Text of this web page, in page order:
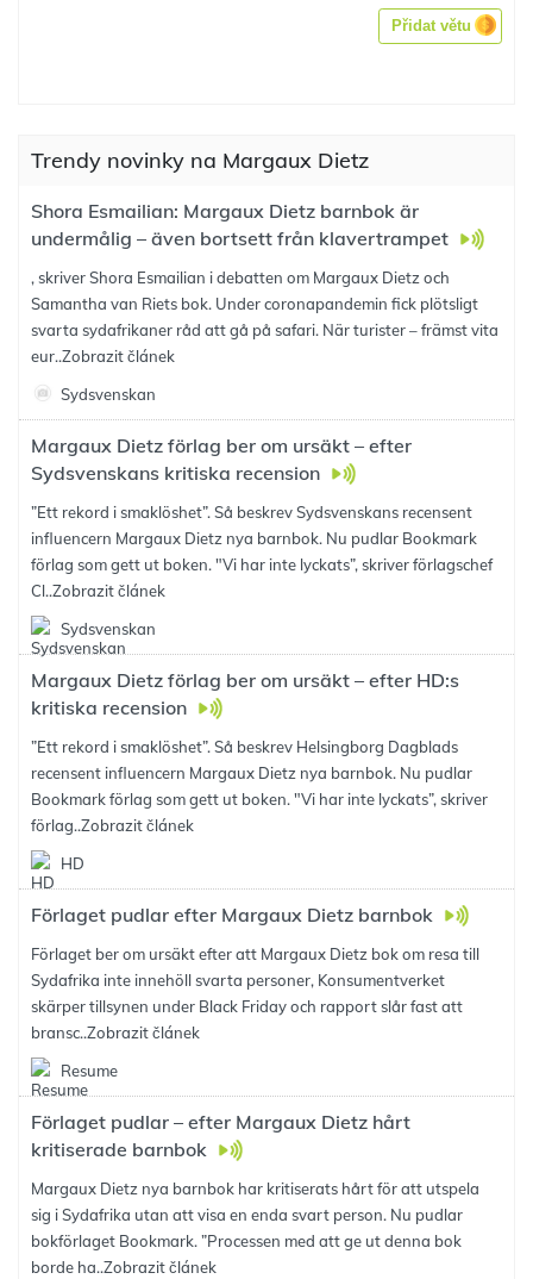
Přidat větu
Trendy novinky na Margaux Dietz
Shora Esmailian: Margaux Dietz barnbok är
undermålig – även bortsett från klavertrampet
, skriver Shora Esmailian i debatten om Margaux Dietz och
Samantha van Riets bok. Under coronapandemin fick plötsligt
svarta sydafrikaner råd att gå på safari. När turister – främst vita
eur..Zobrazit článek
Sydsvenskan
Margaux Dietz förlag ber om ursäkt – efter
Sydsvenskans kritiska recension
”Ett rekord i smaklöshet”. Så beskrev Sydsvenskans recensent
influencern Margaux Dietz nya barnbok. Nu pudlar Bookmark
förlag som gett ut boken. "Vi har inte lyckats”, skriver förlagschef
Cl..Zobrazit článek
Sydsvenskan
Margaux Dietz förlag ber om ursäkt – efter HD:s
kritiska recension
”Ett rekord i smaklöshet”. Så beskrev Helsingborg Dagblads
recensent influencern Margaux Dietz nya barnbok. Nu pudlar
Bookmark förlag som gett ut boken. "Vi har inte lyckats”, skriver
förlag..Zobrazit článek
HD
Förlaget pudlar efter Margaux Dietz barnbok
Förlaget ber om ursäkt efter att Margaux Dietz bok om resa till
Sydafrika inte innehöll svarta personer, Konsumentverket
skärper tillsynen under Black Friday och rapport slår fast att
bransc..Zobrazit článek
Resume
Förlaget pudlar – efter Margaux Dietz hårt
kritiserade barnbok
Margaux Dietz nya barnbok har kritiserats hårt för att utspela
sig i Sydafrika utan att visa en enda svart person. Nu pudlar
bokförlaget Bookmark. ”Processen med att ge ut denna bok
borde ha..Zobrazit článek